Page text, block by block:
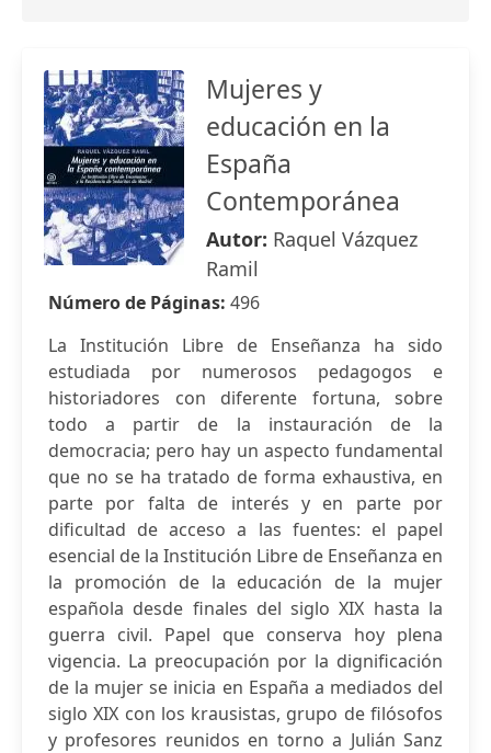
Mujeres y
educación en la
España
Contemporánea
Autor: Raquel Vázquez
Ramil
Número de Páginas: 496
La Institución Libre de Enseñanza ha sido
estudiada por numerosos pedagogos e
historiadores con diferente fortuna, sobre
todo a partir de la instauración de la
democracia; pero hay un aspecto fundamental
que no se ha tratado de forma exhaustiva, en
parte por falta de interés y en parte por
dificultad de acceso a las fuentes: el papel
esencial de la Institución Libre de Enseñanza en
la promoción de la educación de la mujer
española desde finales del siglo XIX hasta la
guerra civil. Papel que conserva hoy plena
vigencia. La preocupación por la dignificación
de la mujer se inicia en España a mediados del
siglo XIX con los krausistas, grupo de filósofos
y profesores reunidos en torno a Julián Sanz